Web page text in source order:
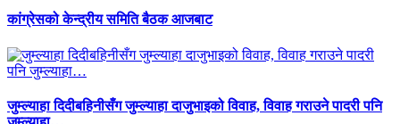
कांग्रेसको केन्द्रीय समिति बैठक आजबाट
जुम्ल्याहा दिदीबहिनीसँग जुम्ल्याहा दाजुभाइको विवाह, विवाह गराउने पादरी पनि